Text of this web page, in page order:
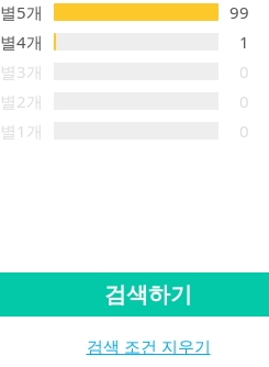
별5개
99
별4개
1
별3개
0
별2개
0
별1개
0
검색하기
검색 조건 지우기